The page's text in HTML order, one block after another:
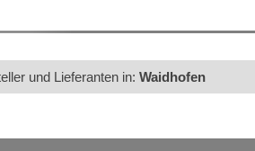
und Lieferanten in: Waidhofen